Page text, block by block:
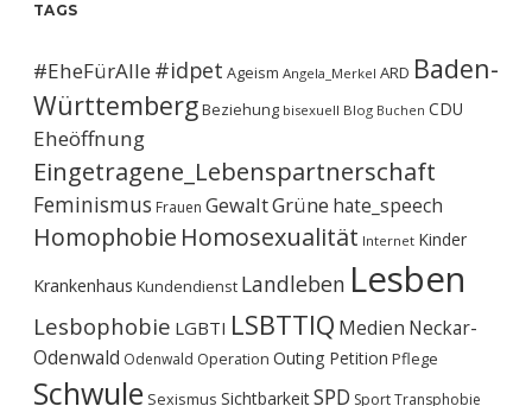
TAGS
#EheFürAlle#idpet Ageism Angela_Merkel ARD Baden-
WürttembergBeziehung bisexuell Blog Buchen CDU
Eheöffnung
Eingetragene_Lebenspartnerschaft
Feminismus Frauen GewaltGrüne hate_speech
Homophobie Homosexualität Internet Kinder
Krankenhaus Kundendienst Landleben Lesben
Lesbophobie LGBTI LSBTTIQ Medien Neckar-
Odenwald Odenwald Operation Outing Petition Pflege
Schwule Sexismus SichtbarkeitSPD SportTransphobie